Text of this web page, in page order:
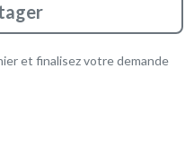
et finalisez votre demande